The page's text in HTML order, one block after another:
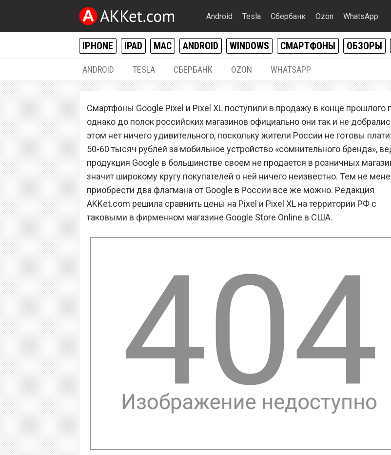
Android Tesla Сбербанк Ozon WhatsApp
IPHONE IPAD MAC ANDROID WINDOWS СМАРТФОНЫ ОБЗОРЫ
ANDROID TESLA СБЕРБАНК OZON WHATSAPP
Сколько стоят Google Pixel и Pixel XL в
России по сравнению с США – где
дешевле?
Смартфоны Google Pixel и Pixel XL поступили в продажу в конце прошлого
однако до полок российских магазинов официально они так и не
этом нет ничего удивительного, поскольку жители России не готовы
50-60 тысяч рублей за мобильное устройство «сомнительного бренда»,
продукция Google в большинстве своем не продается в розничных
значит широкому кругу покупателей о ней ничего неизвестно. Тем не
приобрести два флагмана от Google в России все же можно. Редакция
AKKet.com решила сравнить цены на Pixel и Pixel XL на территории РФ с
таковыми в фирменном магазине Google Store Online в США.